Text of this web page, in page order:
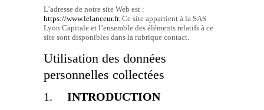
L’adresse de notre site Web est :
https://www.lelanceur.fr. Ce site appartient à la SAS
Lyon Capitale et l’ensemble des éléments relatifs à ce
site sont disponibles dans la rubrique contact.
Utilisation des données
personnelles collectées
1. INTRODUCTION